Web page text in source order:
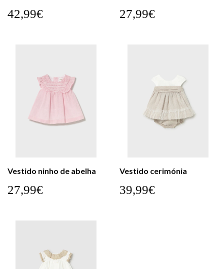
42,99€ 27,99€
Vestido ninho de abelha
27,99€
Vestido cerimónia
39,99€